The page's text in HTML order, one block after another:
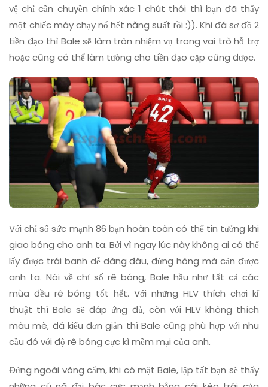
vệ chỉ cần chuyền chính xác 1 chút thôi thì bạn đã thấy
một chiếc máy chạy nổ hết năng suất rồi :)). Khi đá sơ đồ 2
tiền đạo thì Bale sẽ làm tròn nhiệm vụ trong vai trò hỗ trợ
hoặc cũng có thể làm tường cho tiền đạo cặp cũng được.
Với chỉ số sức mạnh 86 bạn hoàn toàn có thể tin tưởng khi
giao bóng cho anh ta. Bởi vì ngay lúc này không ai có thể
lấy được trái banh dễ dàng đâu, đừng hòng mà cản được
anh ta. Nói về chỉ số rê bóng, Bale hầu như tất cả các
mùa đều rê bóng tốt hết. Với những HLV thích chơi kĩ
thuật thì Bale sẽ đáp ứng đủ, còn với HLV không thích
màu mè, đá kiểu đơn giản thì Bale cũng phù hợp với nhu
cầu đó với độ rê bóng cực kì mềm mại của anh.
Đứng ngoài vòng cấm, khi có mặt Bale, lập tất bạn sẽ thấy